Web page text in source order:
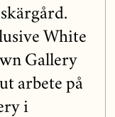
White
Gallery
arbete på
i